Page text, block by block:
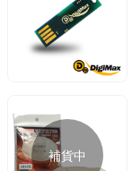
補貨中